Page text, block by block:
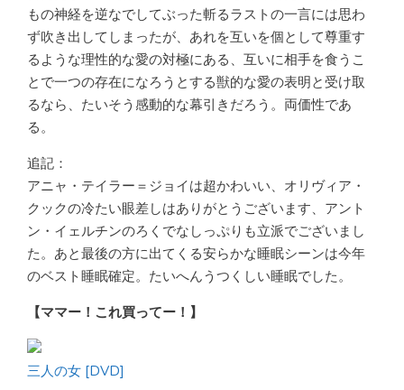
もの神経を逆なでしてぶった斬るラストの一言には思わ
ず吹き出してしまったが、あれを互いを個として尊重す
るような理性的な愛の対極にある、互いに相手を食うこ
とで一つの存在になろうとする獣的な愛の表明と受け取
るなら、たいそう感動的な幕引きだろう。両価性であ
る。
追記：
アニャ・テイラー＝ジョイは超かわいい、オリヴィア・
クックの冷たい眼差しはありがとうございます、アント
ン・イェルチンのろくでなしっぷりも立派でございまし
た。あと最後の方に出てくる安らかな睡眠シーンは今年
のベスト睡眠確定。たいへんうつくしい睡眠でした。
【ママー！これ買ってー！】
三人の女 [DVD]